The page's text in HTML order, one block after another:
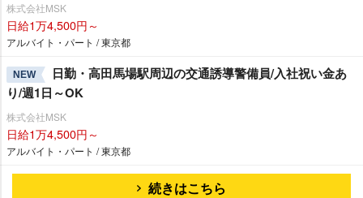
株式会社MSK
日給1万4,500円～
アルバイト・パート / 東京都
NEW
日勤・高田馬場駅周辺の交通誘導警備員/入社祝い金あ
り/週1日～OK
株式会社MSK
日給1万4,500円～
アルバイト・パート / 東京都
続きはこちら